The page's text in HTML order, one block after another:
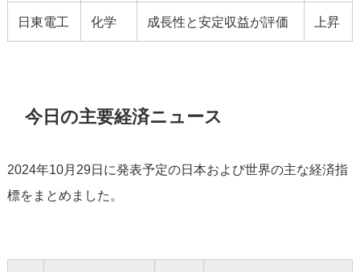
日東電工 化学 成長性と安定収益が評価 上昇
今日の主要経済ニュース
2024年10月29日に発表予定の日本および世界の主な経済指
標をまとめました。